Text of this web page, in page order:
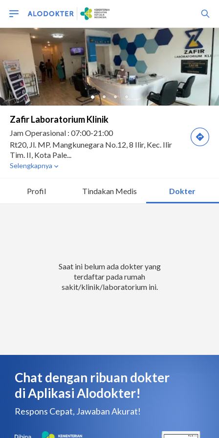
Profil Tindakan Medis Dokter
Saat ini belum ada dokter yang
terdaftar pada rumah
sakit/klinik/laboratorium ini.